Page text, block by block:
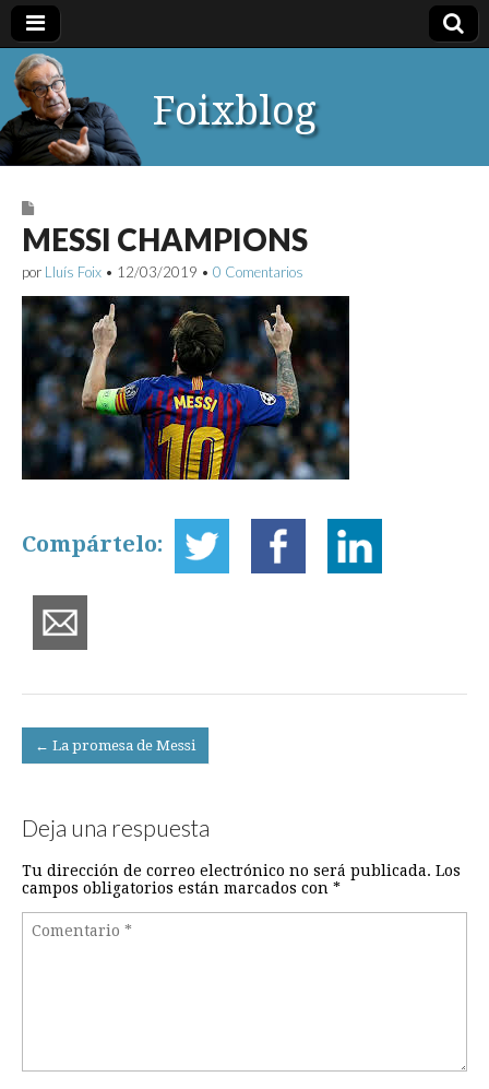
Foixblog
MESSI CHAMPIONS
por Lluís Foix • 12/03/2019 • 0 Comentarios
Compártelo:
Post
navigation
← La promesa de Messi
Deja una respuesta
Tu dirección de correo electrónico no será publicada. Los
campos obligatorios están marcados con *